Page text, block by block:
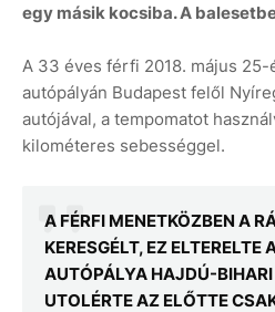
egy másik kocsiba. A
A 33 éves férfi 2018. május 25-
autópályán Budapest felől
autójával, a tempomatot
kilométeres sebességgel.
A FÉRFI MENETKÖZBEN A
KERESGÉLT, EZ ELTERELTE
AUTÓPÁLYA HAJDÚ-
UTOLÉRTE AZ ELŐTTE